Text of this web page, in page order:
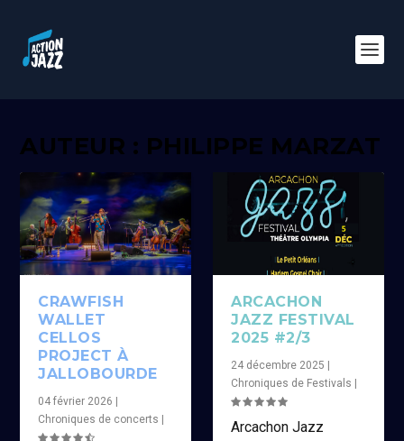
AUTEUR : PHILIPPE MARZAT
CRAWFISH
WALLET
CELLOS
PROJECT À
JALLOBOURDE
04 février 2026 |
Chroniques de concerts |
ARCACHON
JAZZ FESTIVAL
2025 #2/3
24 décembre 2025 |
Chroniques de Festivals |
Arcachon Jazz